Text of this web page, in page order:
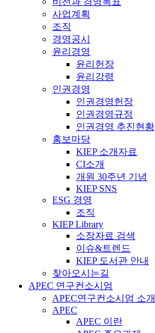
사업계획
조직
경영공시
윤리경영
윤리헌장
윤리강령
인권경영
인권경영헌장
인권경영규정
인권경영 추진현황
홍보마당
KIEP 소개자료
CI소개
개원 30주년 기념
KIEP SNS
ESG 경영
조직
KIEP Library
소장자료 검색
이슈&트렌드
KIEP 도서관 안내
찾아오시는길
APEC 연구컨소시엄
APEC연구컨소시엄 소개
APEC
APEC 이란